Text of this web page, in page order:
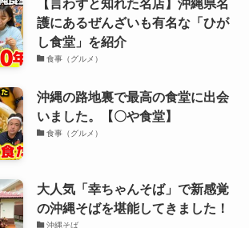
【言わずと知れた名店】沖縄県名
護にあるぜんざいも有名な「ひが
し食堂」を紹介
食事（グルメ）
沖縄の路地裏で最高の食堂に出会
いました。【〇や食堂】
食事（グルメ）
大人気「幸ちゃんそば」で新感覚
の沖縄そばを堪能してきました！
沖縄そば